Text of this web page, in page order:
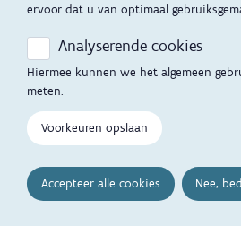
ervoor dat u van optimaal
Analyserende cookies
Hiermee kunnen we het algemeen
meten.
Voorkeuren opslaan
Accepteer alle cookies Nee,
Kinderopvang
Hulp en contact
Contactfomulier
Opgroeipunt
Veelgestelde vragen